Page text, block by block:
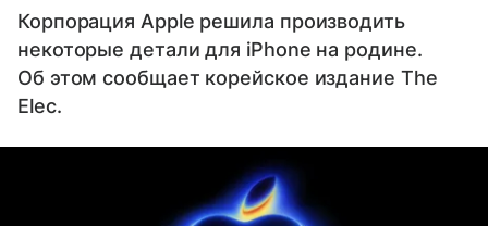
Корпорация Apple решила производить
некоторые детали для iPhone на родине.
Об этом сообщает корейское издание The
Elec.